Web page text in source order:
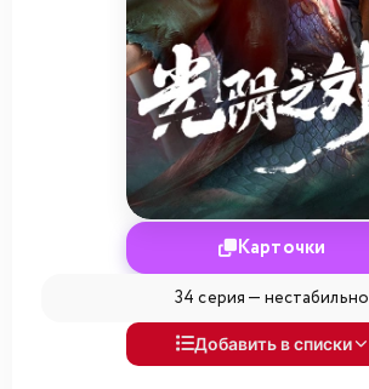
Карточки
34 серия — нестабильно
Добавить в списки